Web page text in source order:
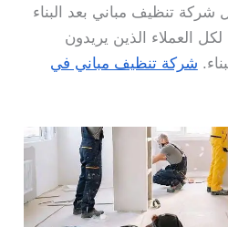
شركة تنظيف مباني بعد البناء
العملاء الذين يريدون
شركة تنظيف مباني في